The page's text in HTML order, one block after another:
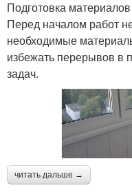
Подготовка
Перед началом работ
необходимые
избежать перерывов в
задач.
читать дальше →